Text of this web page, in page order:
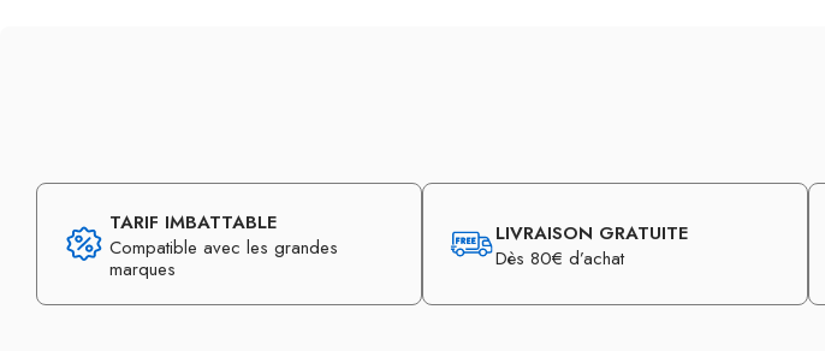
TARIF IMBATTABLE
Compatible avec les grandes
marques
LIVRAISON GRATUITE
Dès 80€ d’achat